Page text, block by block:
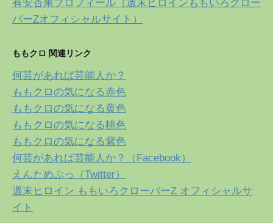
有安杏果プロフィール（週末ヒロインももいろクロー
バーZオフィシャルサイト）
ももクロ 関連リンク
何芸があれば芸能人か？
ももクロの気になる赤色
ももクロの気になる黄色
ももクロの気になる桃色
ももクロの気になる紫色
何芸があれば芸能人か？（Facebook）
えんためぷっ（Twitter）
週末ヒロイン ももいろクローバーZ オフィシャルサ
イト